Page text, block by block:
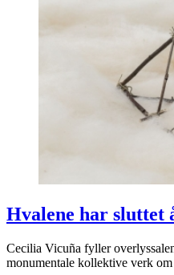
Hvalene har sluttet
Cecilia Vicuña fyller
monumentale kollektive verk